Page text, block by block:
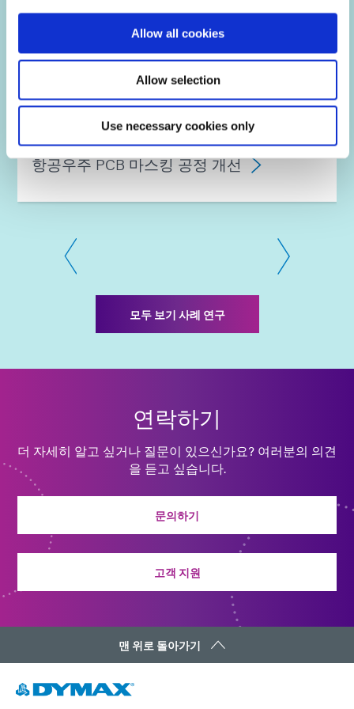
Allow all cookies
Allow selection
Use necessary cookies only
항공우주 PCB 마스킹 공정 개선
모두 보기 사례 연구
연락하기
더 자세히 알고 싶거나 질문이 있으신가요? 여러분의 의견
을 듣고 싶습니다.
문의하기
고객 지원
맨 위로 돌아가기